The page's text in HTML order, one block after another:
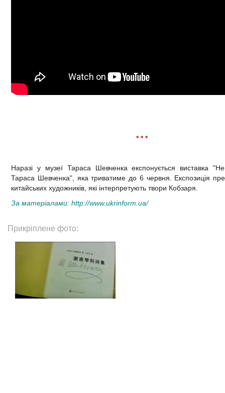
* * *
Наразі у музеї Тараса Шевченка експонується виставка
Тараса Шевченка", яка триватиме до 6 червня. Експозиція
китайських художників, які інтерпретують твори Кобзаря.
За матеріалами: http://www.ukrinform.ua/
Прикріплене фото: